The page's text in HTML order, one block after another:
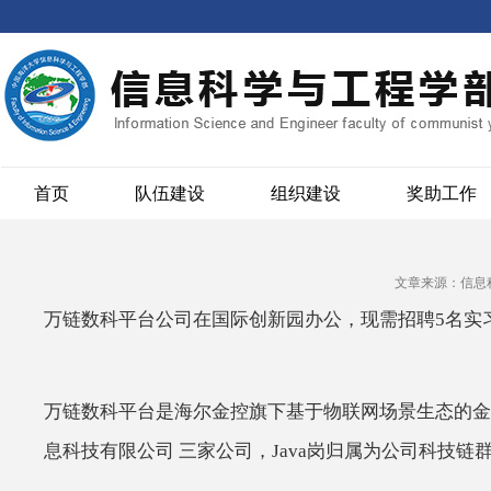
首页 队伍建设 组织建设 奖助工作
文章来源：信息
万链数科平台公司在国际创新园办公，现需招聘5名实
万链数科平台是海尔金控旗下基于物联网场景生态的
息科技有限公司 三家公司，Java岗归属为公司 科技链